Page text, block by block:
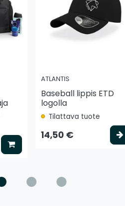
Lisää koriin
ATLANTIS
Baseball lippis ETD
logolla
Tilattava tuote
14,50 €